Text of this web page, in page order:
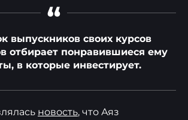
“
выпускников своих курсов
отбирает понравившиеся ему
в которые инвестирует.
новость, что Аяз